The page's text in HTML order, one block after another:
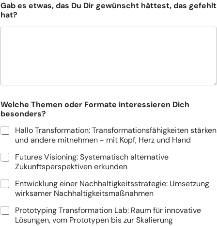
a
r
w
e
r
b
e
s
e
r
n
v
Gab es etwas, das Du Dir gewünscht hättest, das gefehlt
hat?
Welche Themen oder Formate interessieren Dich
besonders?
Hallo Transformation: Transformationsfähigkeiten stärken
und andere mitnehmen - mit Kopf, Herz und Hand
Futures Visioning: Systematisch alternative
Zukunftsperspektiven erkunden
Entwicklung einer Nachhaltigkeitsstrategie: Umsetzung
wirksamer Nachhaltigkeitsmaßnahmen
Prototyping Transformation Lab: Raum für innovative
Lösungen, vom Prototypen bis zur Skalierung